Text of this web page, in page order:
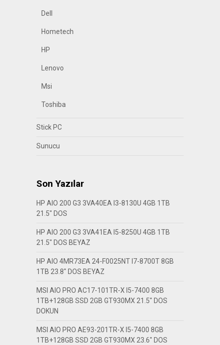
Dell
Hometech
HP
Lenovo
Msi
Toshiba
Stick PC
Sunucu
Son Yazılar
HP AIO 200 G3 3VA40EA I3-8130U 4GB 1TB
21.5″ DOS
HP AIO 200 G3 3VA41EA I5-8250U 4GB 1TB
21.5″ DOS BEYAZ
HP AIO 4MR73EA 24-F0025NT I7-8700T 8GB
1TB 23.8″ DOS BEYAZ
MSI AIO PRO AC17-101TR-X I5-7400 8GB
1TB+128GB SSD 2GB GT930MX 21.5″ DOS
DOKUN
MSI AIO PRO AE93-201TR-X I5-7400 8GB
1TB+128GB SSD 2GB GT930MX 23.6″ DOS